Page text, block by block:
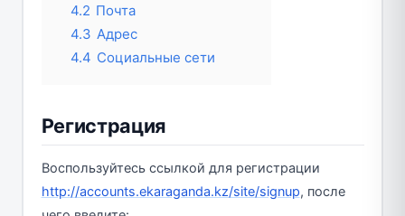
4.2 Почта
4.3 Адрес
4.4 Социальные сети
Регистрация
Воспользуйтесь ссылкой для регистрации
http://accounts.ekaraganda.kz/site/signup, после